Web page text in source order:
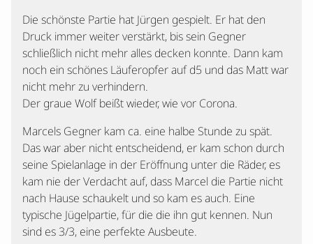
Die schönste Partie hat Jürgen gespielt. Er hat den
Druck immer weiter verstärkt, bis sein Gegner
schließlich nicht mehr alles decken konnte. Dann kam
noch ein schönes Läuferopfer auf d5 und das Matt war
nicht mehr zu verhindern.
Der graue Wolf beißt wieder, wie vor Corona.
Marcels Gegner kam ca. eine halbe Stunde zu spät.
Das war aber nicht entscheidend, er kam schon durch
seine Spielanlage in der Eröffnung unter die Räder, es
kam nie der Verdacht auf, dass Marcel die Partie nicht
nach Hause schaukelt und so kam es auch. Eine
typische Jügelpartie, für die die ihn gut kennen. Nun
sind es 3/3, eine perfekte Ausbeute.